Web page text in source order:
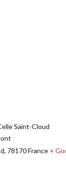
Saint-Cloud
, 78170France +